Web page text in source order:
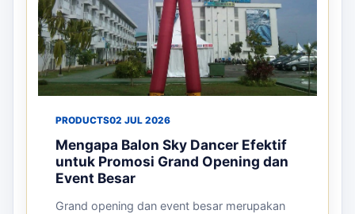
PRODUCTS02 JUL 2026
Mengapa Balon Sky Dancer Efektif
untuk Promosi Grand Opening dan
Event Besar
Grand opening dan event besar merupakan